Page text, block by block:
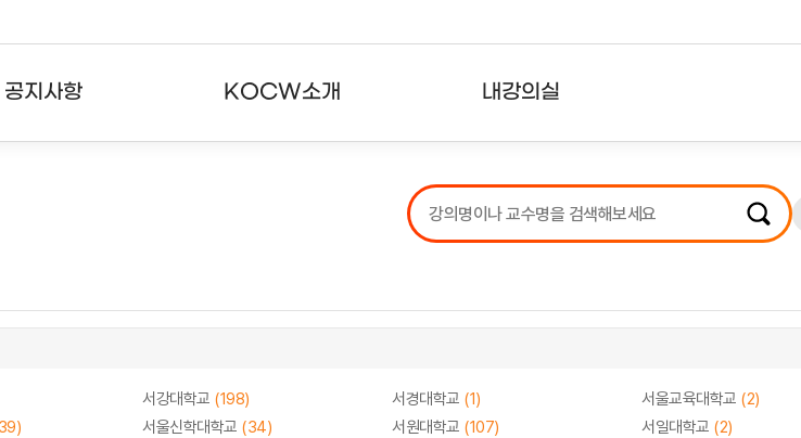
공지사항 KOCW소개 내강의실
강의리스트
수강확인증강의
서강대학교 (198) 서경대학교 (1) 서울교육대학교 (2)
서울신학대학교 (34) 서원대학교 (107) 서일대학교 (2)